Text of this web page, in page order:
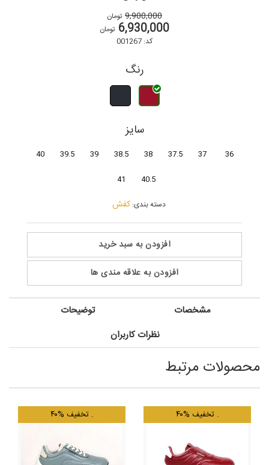
9,900,000 تومان
6,930,000 تومان
کد: 001267
رنگ
سایز
36
37
37.5
38
38.5
39
39.5
40
40.5
41
دسته بندی: کفش
افزودن به سبد خرید
افزودن به علاقه مندی ها
مشخصات
توضیحات
نظرات کاربران
محصولات مرتبط
۴۰% تخفیف . ۴۰% تخفیف .